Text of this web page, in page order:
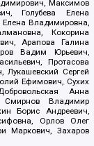
Максимов
Голубева Елена
Елена Владимировна,
Кокорина
Арапова Галина
Вадим Юрьевич,
Протасова
Лукашевский Сергей
Ефимович, Сухих
Анна
Смирнов Владимир
Борис Андреевич,
Орлов Олег
Маркович, Захаров